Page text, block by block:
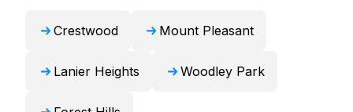
Crestwood Mount Pleasant
Lanier Heights Woodley Park